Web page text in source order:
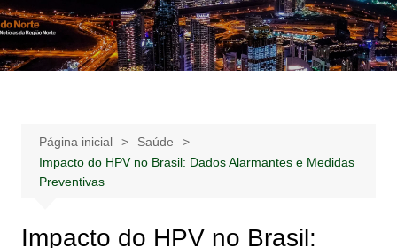
Ir
para
o
Notícias –
Publicidades –
Notícias – Publicidades – Anúncios
Página inicial
Saúde
Impacto do HPV no Brasil: Dados Alarmantes e Medidas
Preventivas
Impacto do HPV no Brasil: